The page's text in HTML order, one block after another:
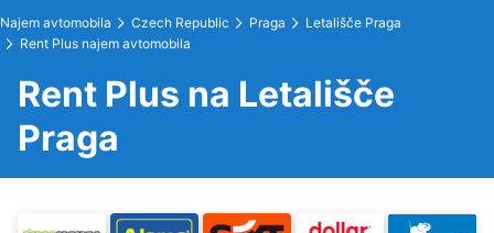
Najem avtomobila Czech Republic Praga
Letališče Praga
Rent Plus najem avtomobila
Rent Plus na Letališče
Praga